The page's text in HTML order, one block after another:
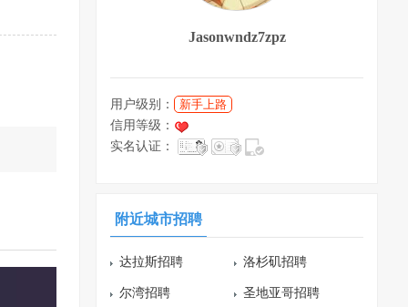
Jasonwndz7zpz
用户级别：
新手上路
信用等级：
实名认证：
附近城市招聘
达拉斯招聘 洛杉矶招聘
尔湾招聘 圣地亚哥招聘